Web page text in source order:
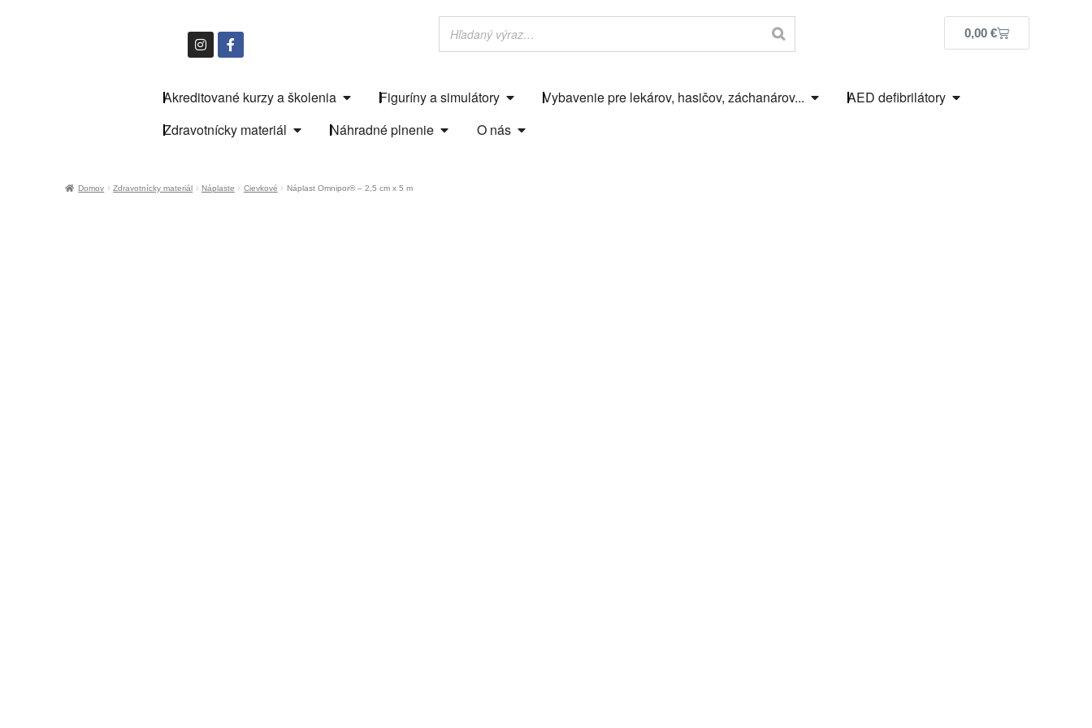
0,00 €
Akreditované kurzy a školenia Figuríny a simulátory Vybavenie pre lekárov, hasičov, záchanárov...
AED defibrilátory
Zdravotnícky materiál
Náhradné plnenie O nás
Domov Zdravotnícky materiál Náplaste Cievkové Náplast Omnipor® – 2,5 cm x 5 m